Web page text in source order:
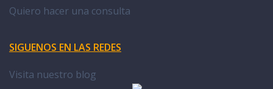
Quiero hacer una consulta
SIGUENOS EN LAS REDES
Visita nuestro blog